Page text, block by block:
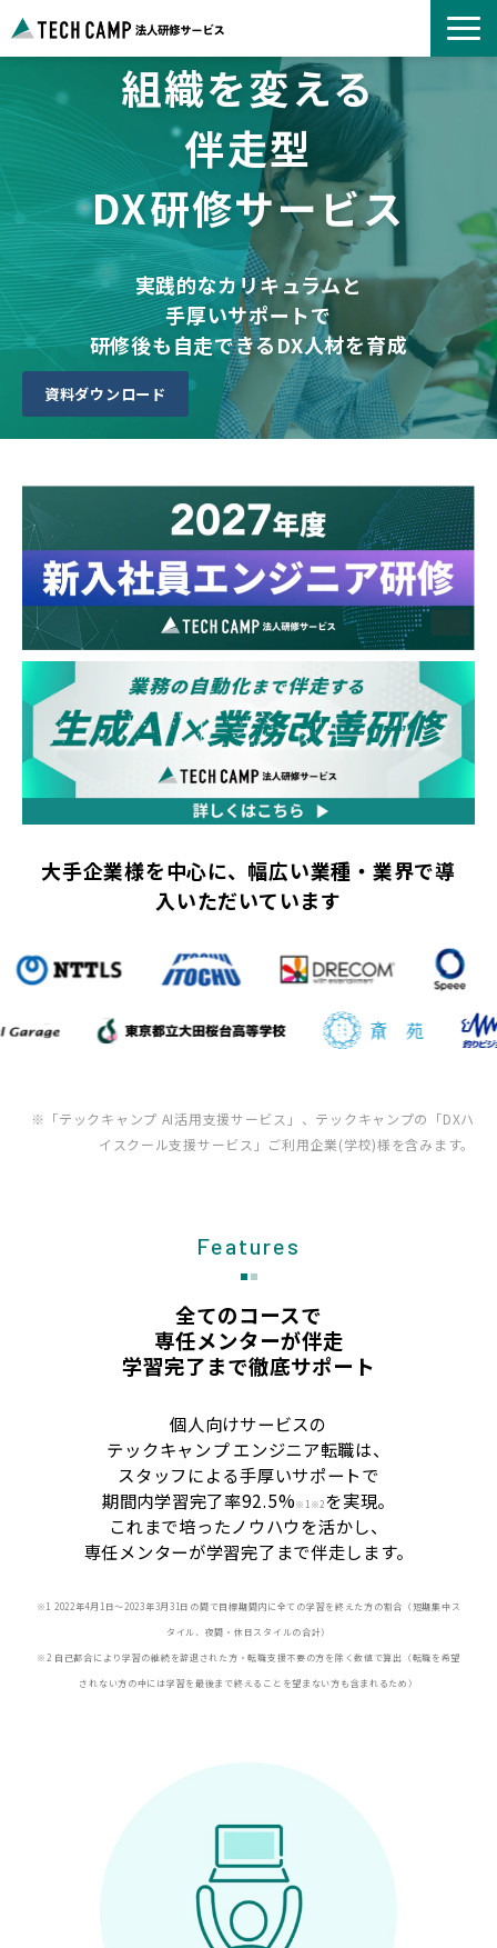
よくあるご質問
お知らせ
事例紹介一覧
コース一覧
選ばれる理由
パートナー募集
組織を変える
伴走型
DX研修サービス
実践的なカリキュラムと
手厚いサポートで
研修後も自走できるDX人材を育成
資料ダウンロード
大手企業様を中心に、幅広い業種・業界で導
入いただいています
※「テックキャンプ AI活用支援サービス」、テックキャンプの「DXハ
イスクール支援サービス」ご利用企業(学校)様を含みます。
Features
全てのコースで
専任メンターが伴走
学習完了まで徹底サポート
個人向けサービスの
テックキャンプ エンジニア転職は、
スタッフによる手厚いサポートで
期間内学習完了率92.5%※ 1※2を実現。
これまで培ったノウハウを活かし、
専任メンターが学習完了まで伴走します。
※1 2022年4月1日〜2023年3月31日の間で目標期間内に全ての学習を終えた方の割合（短期集中ス
タイル、夜間・休日スタイルの合計）
※2 自己都合により学習の継続を辞退された方・転職支援不要の方を除く数値で算出（転職を希望
されない方の中には学習を最後まで終えることを望まない方も含まれるため）